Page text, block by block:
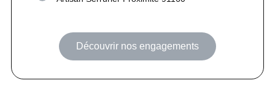
Découvrir nos engagements